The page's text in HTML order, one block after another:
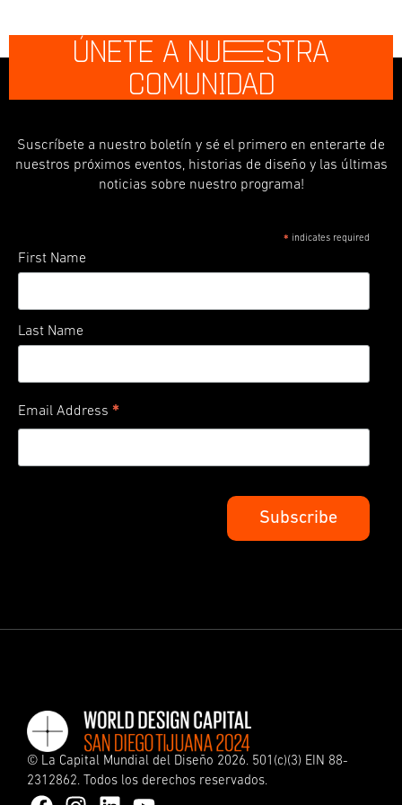
ÚNETE A NUESTRA
COMUNIDAD
Suscríbete a nuestro boletín y sé el primero en enterarte de
nuestros próximos eventos, historias de diseño y las últimas
noticias sobre nuestro programa!
* indicates required
First Name
Last Name
Email Address *
© La Capital Mundial del Diseño 2026. 501(c)(3) EIN 88-
2312862. Todos los derechos reservados.